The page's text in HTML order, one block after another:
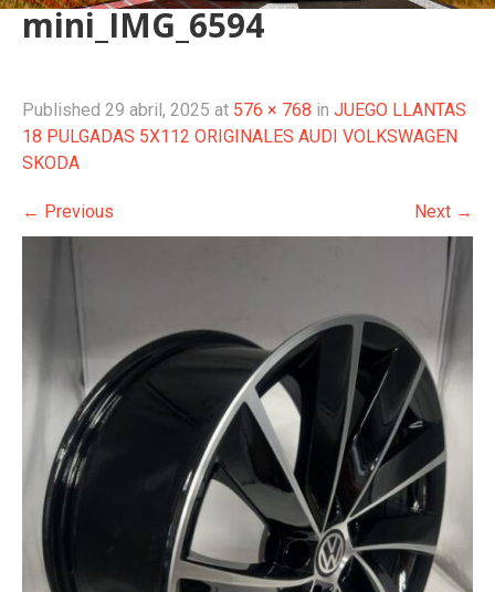
mini_IMG_6594
Published 29 abril, 2025 at 576 × 768 in JUEGO LLANTAS
18 PULGADAS 5X112 ORIGINALES AUDI VOLKSWAGEN
SKODA
← Previous Next →